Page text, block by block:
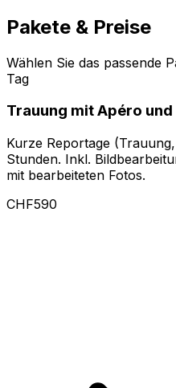
Pakete & Preise
Wählen Sie das passende
Tag
Trauung mit Apéro
Kurze Reportage
Stunden. Inkl.
mit bearbeiteten Fotos.
CHF590